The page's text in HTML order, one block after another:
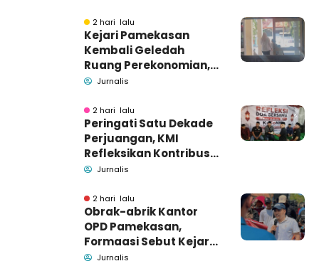
2 hari lalu
Kejari Pamekasan
Kembali Geledah
Ruang Perekonomian,
Pidsus: Tunggu Saja!
Jurnalis
2 hari lalu
Peringati Satu Dekade
Perjuangan, KMI
Refleksikan Kontribusi
untuk Masyarakat
Jurnalis
2 hari lalu
Obrak-abrik Kantor
OPD Pamekasan,
Formaasi Sebut Kejari
Pamekasan
Jurnalis